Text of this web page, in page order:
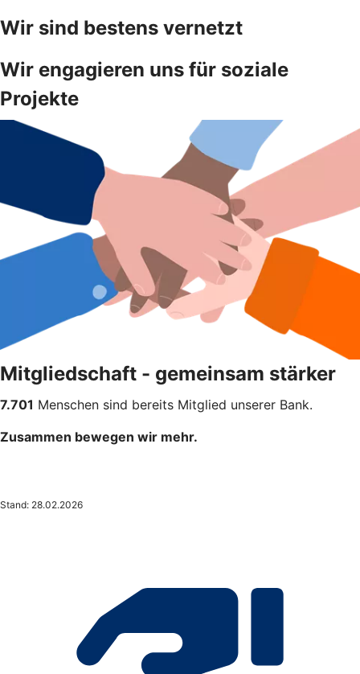
Wir sind bestens vernetzt
Wir engagieren uns für soziale
Projekte
Mitgliedschaft - gemeinsam stärker
7.701 Menschen sind bereits Mitglied unserer Bank.
Zusammen bewegen wir mehr.
Stand: 28.02.2026